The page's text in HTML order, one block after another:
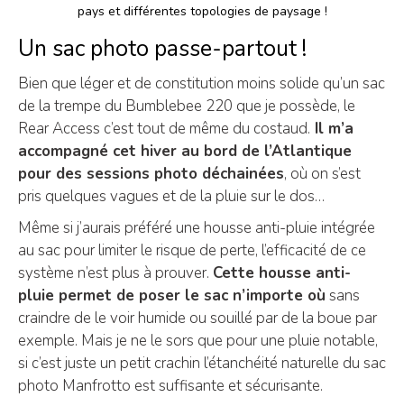
pays et différentes topologies de paysage !
Un sac photo passe-partout !
Bien que léger et de constitution moins solide qu’un sac
de la trempe du Bumblebee 220 que je possède, le
Rear Access c’est tout de même du costaud. Il m’a
accompagné cet hiver au bord de l’Atlantique
pour des sessions photo déchainées, où on s’est
pris quelques vagues et de la pluie sur le dos…
Même si j’aurais préféré une housse anti-pluie intégrée
au sac pour limiter le risque de perte, l’efficacité de ce
système n’est plus à prouver. Cette housse anti-
pluie permet de poser le sac n’importe où sans
craindre de le voir humide ou souillé par de la boue par
exemple. Mais je ne le sors que pour une pluie notable,
si c’est juste un petit crachin l’étanchéité naturelle du sac
photo Manfrotto est suffisante et sécurisante.